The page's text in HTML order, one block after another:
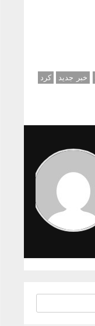
خبر جدید
کرد